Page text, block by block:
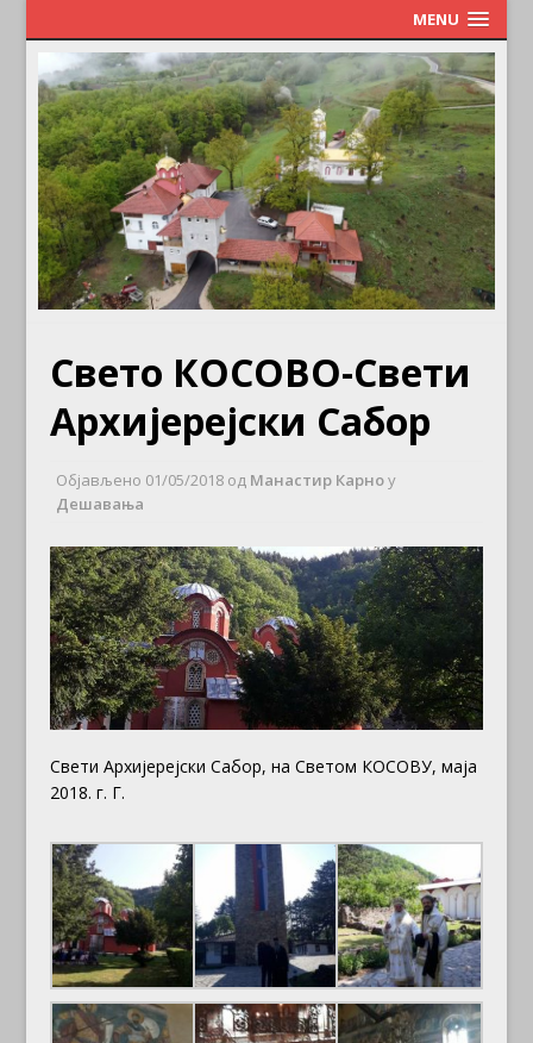
MENU
Свето КОСОВО-Свети
Архијерејски Сабор
Објављено 01/05/2018 од Манастир Карноу
Дешавања
Свети Архијерејски Сабор, на Светом КОСОВУ, маја
2018. г. Г.